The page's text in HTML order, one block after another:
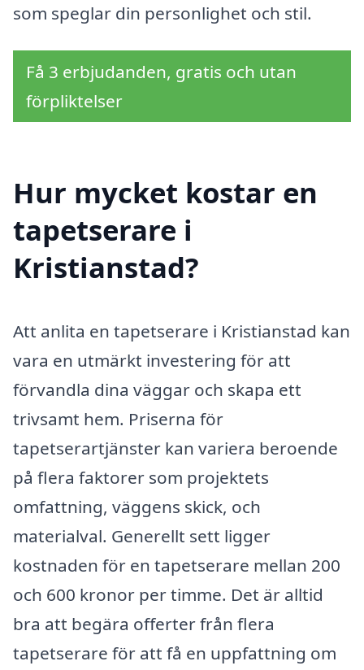
som speglar din personlighet och stil.
Få 3 erbjudanden, gratis och utan
förpliktelser
Hur mycket kostar en
tapetserare i
Kristianstad?
Att anlita en tapetserare i Kristianstad kan
vara en utmärkt investering för att
förvandla dina väggar och skapa ett
trivsamt hem. Priserna för
tapetserartjänster kan variera beroende
på flera faktorer som projektets
omfattning, väggens skick, och
materialval. Generellt sett ligger
kostnaden för en tapetserare mellan 200
och 600 kronor per timme. Det är alltid
bra att begära offerter från flera
tapetserare för att få en uppfattning om